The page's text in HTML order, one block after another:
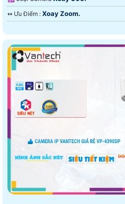
️↭ Ưu Điểm : Xoay Zoom.